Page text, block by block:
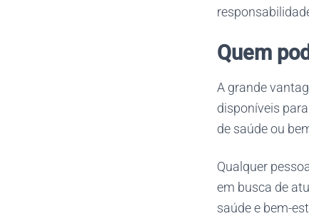
Quem
A grande
disponíveis
de saúde ou
Qualquer
em busca de
saúde e bem-